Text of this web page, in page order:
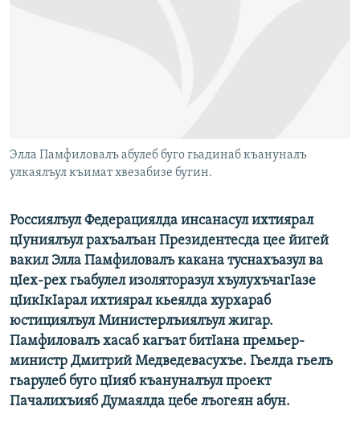
Элла Памфиловалъ абулеб буго гьадинаб къануналъ
улкаялъул къимат хвезабизе бугин.
Россиялъул Федерациялда инсанасул ихтиярал
цIуниялъул рахъалъан Президентесда цее йигей
вакил Элла Памфиловалъ какана туснахъазул ва
цIех-рех гьабулел изоляторазул хъулухъчагIазе
цIикIкIарал ихтиярал кьеялда хурхараб
юстициялъул Министерлъиялъул жигар.
Памфиловалъ хасаб кагъат битIана премьер-
министр Дмитрий Медведевасухъе. Гьелда гьелъ
гьарулеб буго цIияб къануналъул проект
Пачалихъияб Думаялда цебе лъогеян абун.